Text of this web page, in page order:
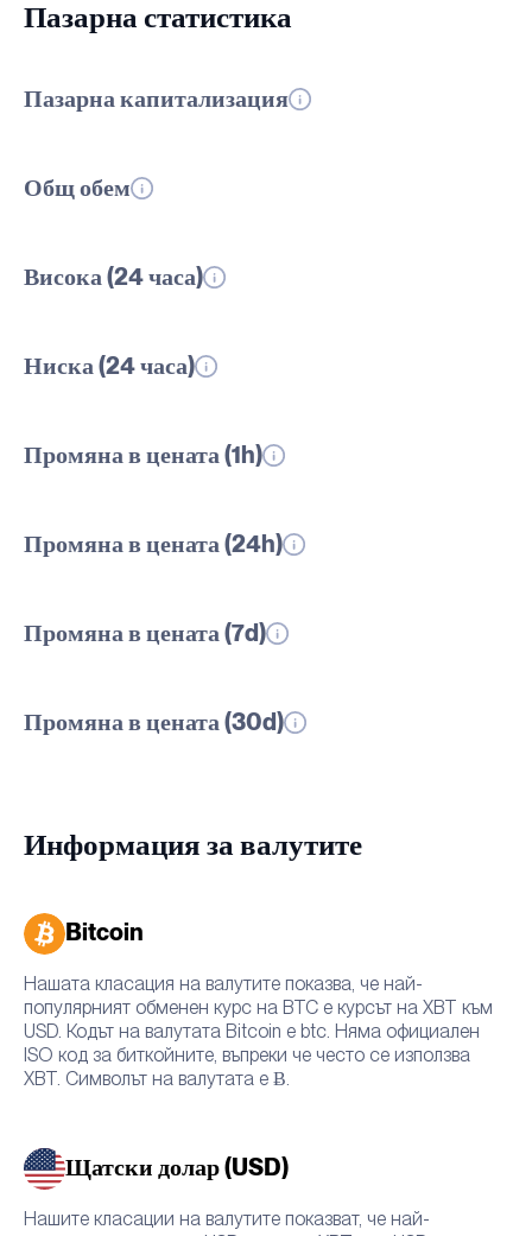
Пазарна статистика
Пазарна капитализация
Общ обем
Висока (24 часа)
Ниска (24 часа)
Промяна в цената (1h)
Промяна в цената (24h)
Промяна в цената (7d)
Промяна в цената (30d)
Информация за валутите
Bitcoin
Нашата класация на валутите показва, че най-
популярният обменен курс на BTC е курсът на XBT към
USD. Кодът на валутата Bitcoin е btc. Няма официален
ISO код за биткойните, въпреки че често се използва
XBT. Символът на валутата е Ƀ.
Щатски долар (USD)
Нашите класации на валутите показват, че най-